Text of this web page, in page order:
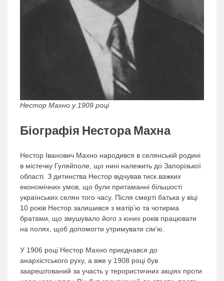
Нестор Махно у 1909 році
Біографія Нестора Махна
Нестор Іванович Махно народився в селянській родині
в містечку Гуляйполе, що нині належить до Запорізької
області. З дитинства Нестор відчував тиск важких
економічних умов, що були притаманні більшості
українських селян того часу. Після смерті батька у віці
10 років Нестор залишився з матір’ю та чотирма
братами, що змушувало його з юних років працювати
на полях, щоб допомогти утримувати сім’ю.
У 1906 році Нестор Махно приєднався до
анархістського руху, а вже у 1908 році був
заарештований за участь у терористичних акціях проти